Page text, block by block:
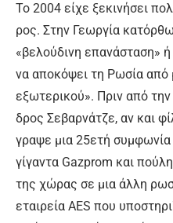
Το 2004 εί­χε ξε­κι­νή­σει
ρος. Στην Γε­ωρ­γί­α
«βε­λού­δι­νη ε­πα­νά­στα­ση»
να α­πο­κό­ψει τη Ρω­σί­α α­πό
ε­ξω­τε­ρι­κού». Πριν α­πό
δρος Σε­βαρ­νά­τζε, αν και
γρα­ψε μια 25ε­τή
γί­γα­ντα Gazprom και
της χώ­ρας σε μια άλ­λη
ε­ται­ρεί­α AES που